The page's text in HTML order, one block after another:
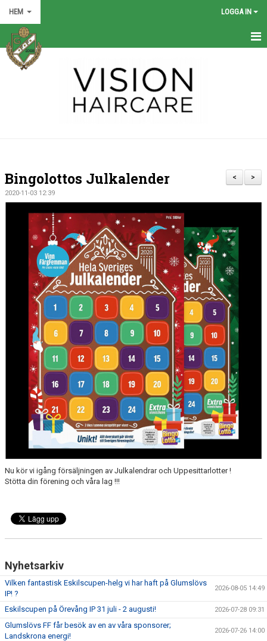
HEM LOGGA IN
HEM
KALENDER
BILDGALLERI
MATCHER
VÅRA LAG
BLI MEDLEM
KLÄDKOLLEKTION
FOTBOLLSSKOLAN 2026
>
<
Bingolottos Julkalender
2020-11-03 12:39
Nu kör vi igång försäljningen av Julkalendrar och Uppesittarlotter !
Stötta din förening och våra lag !!!
Nyhetsarkiv
Vilken fantastisk Eskilscupen-helg vi har haft på Glumslövs
IP! ?
2026-08-05 14:49
Eskilscupen på Örevång IP 31 juli - 2 augusti! 2026-07-28 09:31
Glumslövs FF får besök av en av våra sponsorer;
Landskrona energi!
2026-07-26 14:00